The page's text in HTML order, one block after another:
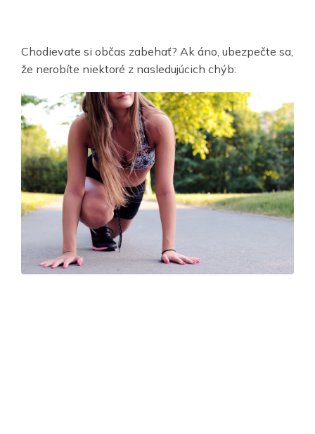
Chodievate si občas zabehať? Ak áno, ubezpečte sa,
že nerobíte niektoré z nasledujúcich chýb: